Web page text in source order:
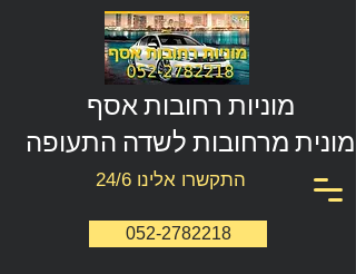
מוניות רחובות אסף
מונית מרחובות לשדה התעופה
התקשרו אלינו 24/6
052-2782218